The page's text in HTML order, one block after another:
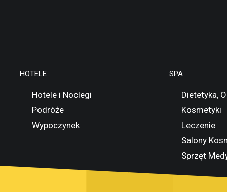
HOTELE
Hotele i Noclegi
Podróże
Wypoczynek
SPA
Dietetyka,
Kosmetyki
Leczenie
Salony
Sprzęt